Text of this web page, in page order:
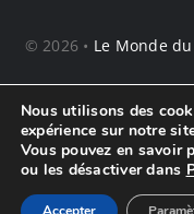
: La
Nous utilisons des
expérience sur notre
Vous pouvez en savoir
ou les désactiver dans